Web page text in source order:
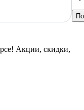
Акции, скидки,